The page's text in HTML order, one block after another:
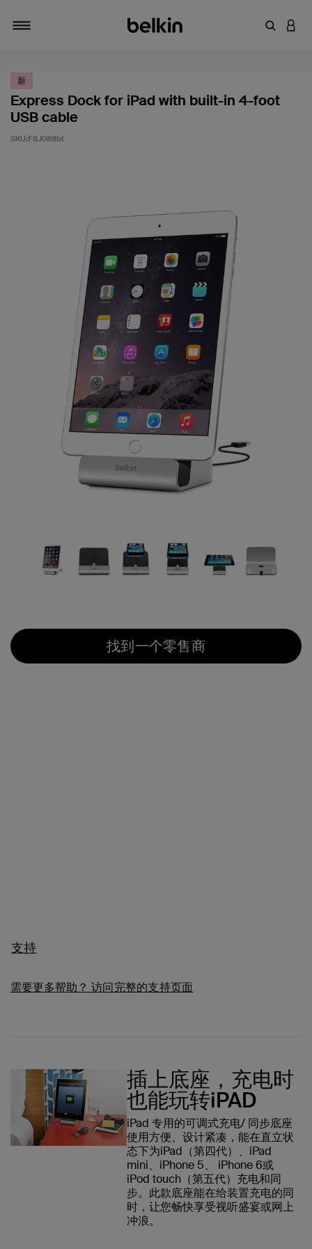
输入关键
登录
新
Express Dock for iPad with built-in 4-foot
USB cable
SKU:F8J088bt
找到一个零售商
支持
需要更多帮助？ 访问完整的支持页面
插上底座，充电时
也能玩转iPAD
iPad 专用的可调式充电/ 同步底座
使用方便、设计紧凑，能在直立状
态下为iPad（第四代）、iPad
mini、iPhone 5、 iPhone 6或
iPod touch（第五代）充电和同
步。此款底座能在给装置充电的同
时，让您畅快享受视听盛宴或网上
冲浪。